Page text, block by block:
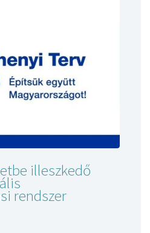
illeszkedő
rendszer